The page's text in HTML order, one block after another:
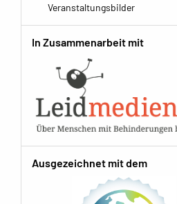
Veranstaltungsbilder
In Zusammenarbeit mit
Ausgezeichnet mit dem